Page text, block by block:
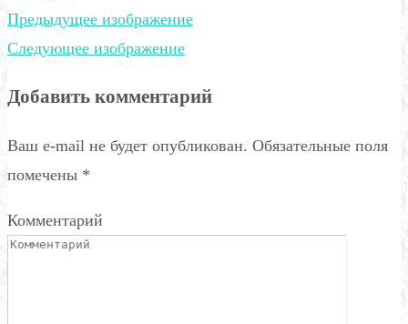
Предыдущее изображение
Следующее изображение
Добавить комментарий
Ваш e-mail не будет опубликован. Обязательные поля
помечены *
Комментарий